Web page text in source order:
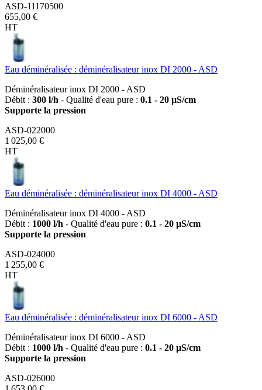
ASD-11170500
655,00 €
HT
Eau déminéralisée : déminéralisateur inox DI 2000 - ASD
Déminéralisateur inox DI 2000 - ASD
Débit : 300 l/h - Qualité d'eau pure : 0.1 - 20 µS/cm
Supporte la pression
ASD-022000
1 025,00 €
HT
Eau déminéralisée : déminéralisateur inox DI 4000 - ASD
Déminéralisateur inox DI 4000 - ASD
Débit : 1000 l/h - Qualité d'eau pure : 0.1 - 20 µS/cm
Supporte la pression
ASD-024000
1 255,00 €
HT
Eau déminéralisée : déminéralisateur inox DI 6000 - ASD
Déminéralisateur inox DI 6000 - ASD
Débit : 1000 l/h - Qualité d'eau pure : 0.1 - 20 µS/cm
Supporte la pression
ASD-026000